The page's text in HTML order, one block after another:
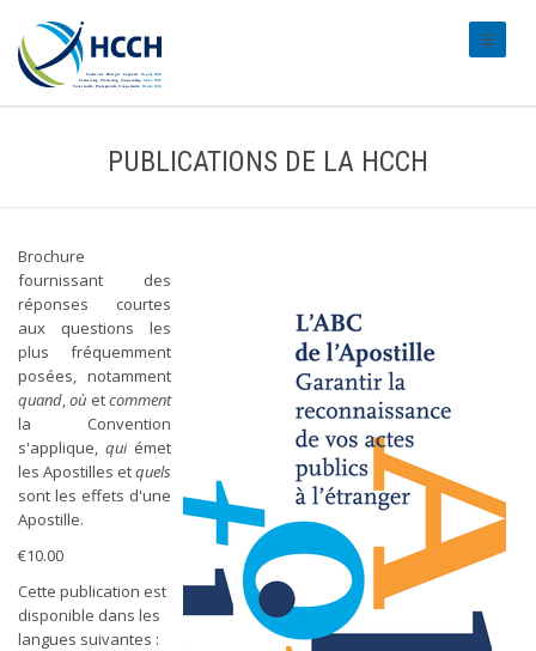
PUBLICATIONS DE LA HCCH
Brochure
fournissant des
réponses courtes
aux questions les
plus fréquemment
posées, notamment
quand,où etcomment
la Convention
s'applique, quiémet
les Apostilles etquels
sont les effets d'une
Apostille.
€10.00
Cette publication est
disponible dans les
langues suivantes :